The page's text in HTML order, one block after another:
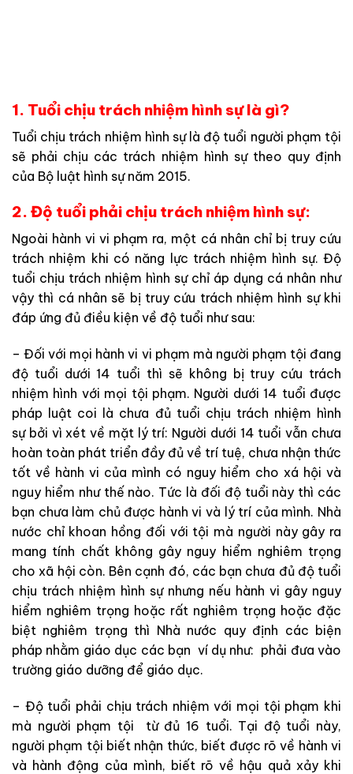
1. Tuổi chịu trách nhiệm hình sự là gì?
Tuổi chịu trách nhiệm hình sự là độ tuổi người phạm tội
sẽ phải chịu các trách nhiệm hình sự theo quy định
của Bộ luật hình sự năm 2015.
2. Độ tuổi phải chịu trách nhiệm hình sự:
Ngoài hành vi vi phạm ra, một cá nhân chỉ bị truy cứu
trách nhiệm khi có năng lực trách nhiệm hình sự. Độ
tuổi chịu trách nhiệm hình sự chỉ áp dụng cá nhân như
vậy thì cá nhân sẽ bị truy cứu trách nhiệm hình sự khi
đáp ứng đủ điều kiện về độ tuổi như sau:
– Đối với mọi hành vi vi phạm mà người phạm tội đang
độ tuổi dưới 14 tuổi thì sẽ không bị truy cứu trách
nhiệm hình với mọi tội phạm. Người dưới 14 tuổi được
pháp luật coi là chưa đủ tuổi chịu trách nhiệm hình
sựbởi vì xét về mặt lý trí: Người dưới 14 tuổi vẫn chưa
hoàn toàn phát triển đầy đủ về trí tuệ, chưa nhận thức
tốt về hành vi của mình có nguy hiểm cho xá hội và
nguy hiểm như thế nào. Tức là đối độ tuổi này thì các
bạn chưa làm chủ được hành vi và lý trí của mình. Nhà
nước chỉ khoan hồng đối với tội mà người này gây ra
mang tính chất không gây nguy hiểm nghiêm trọng
cho xã hội còn. Bên cạnh đó, các bạn chưa đủ độ tuổi
chịu trách nhiệm hình sự nhưng nếu hành vi gây nguy
hiểm nghiêm trọng hoặc rất nghiêm trọng hoặc đặc
biệt nghiêm trọng thì Nhà nước quy định các biện
pháp nhằm giáo dục các bạn ví dụ như: phải đưa vào
trường giáo dưỡng để giáo dục.
– Độ tuổi phải chịu trách nhiệm với mọi tội phạm khi
mà người phạm tội từ đủ 16 tuổi. Tại độ tuổi này,
người phạm tội biết nhận thức, biết được rõ về hành vi
và hành động của mình, biết rõ về hậu quả xảy khi